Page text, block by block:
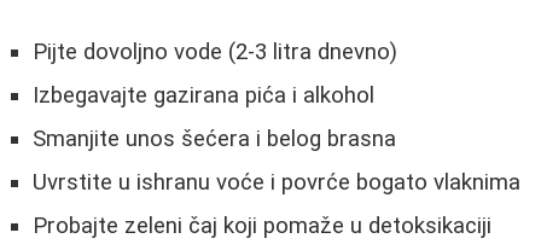
Pijte dovoljno vode (2-3 litra dnevno)
Izbegavajte gazirana pića i alkohol
Smanjite unos šećera i belog brasna
Uvrstite u ishranu voće i povrće bogato vlaknima
Probajte zeleni čaj koji pomaže u detoksikaciji